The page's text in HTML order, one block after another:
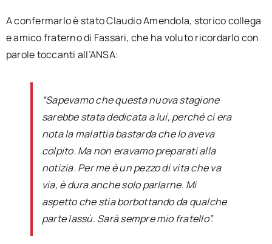
A confermarlo è stato Claudio Amendola, storico collega
e amico fraterno di Fassari, che ha voluto ricordarlo con
parole toccanti all’ANSA:
“Sapevamo che questa nuova stagione
sarebbe stata dedicata a lui, perché ci era
nota la malattia bastarda che lo aveva
colpito. Ma non eravamo preparati alla
notizia. Per me è un pezzo di vita che va
via, è dura anche solo parlarne. Mi
aspetto che stia borbottando da qualche
parte lassù. Sarà sempre mio fratello”.